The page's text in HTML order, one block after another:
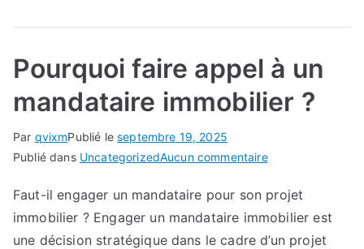
Pourquoi faire appel à un
mandataire immobilier ?
Par qvixmPublié leseptembre 19, 2025
Publié dans UncategorizedAucun commentairesur
faire
appel
à
Faut-il engager un mandataire pour son projet
immobilier ? Engager un mandataire immobilier est
une décision stratégique dans le cadre d’un projet